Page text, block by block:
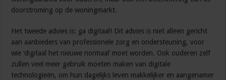
doorstroming op de woningmarkt.
Het tweede advies is: ga digitaal! Dit advies is niet alleen gericht
aan aanbieders van professionele zorg en ondersteuning, voor
wie ‘digitaal het nieuwe normaal’ moet worden. Ook ouderen zelf
zullen veel meer gebruik moeten maken van digitale
technologieën, om hun dagelijks leven makkelijker en aangenamer